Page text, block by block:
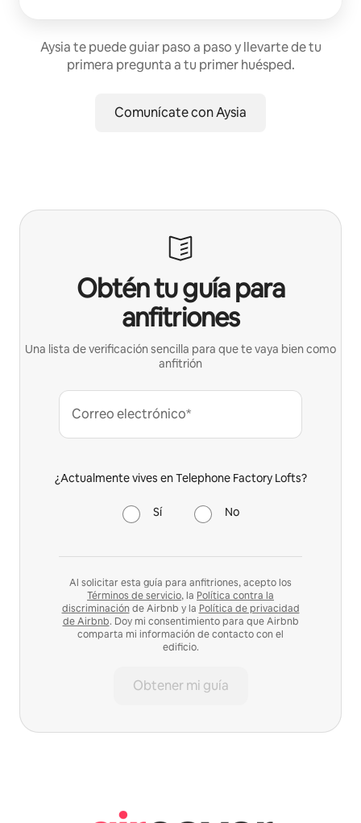
Aysia te puede guiar paso a paso y llevarte de tu
primera pregunta a tu primer huésped.
Comunícate con Aysia
Obtén tu guía para
anfitriones
Una lista de verificación sencilla para que te vaya bien como
anfitrión
Correo electrónico*
¿Actualmente vives en Telephone Factory Lofts?
Sí No
Al solicitar esta guía para anfitriones, acepto los
Términos de servicio, la Política contra la
discriminación de Airbnb y la Política de privacidad
de Airbnb. Doy mi consentimiento para que Airbnb
comparta mi información de contacto con el
edificio.
Obtener mi guía